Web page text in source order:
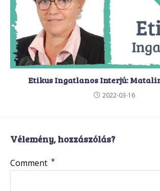
Etikus Ingatlanos Interjú:
2022-03-16
Vélemény, hozzászólás?
Comment *